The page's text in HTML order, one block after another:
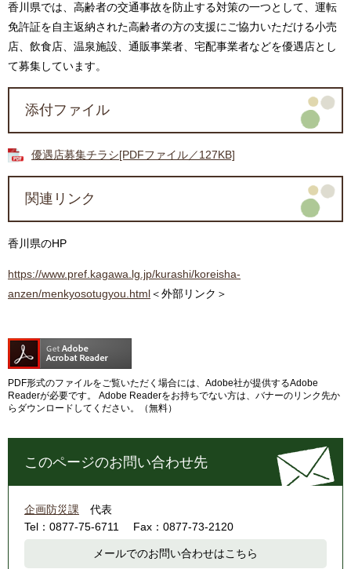
香川県では、高齢者の交通事故を防止する対策の一つとして、運転
免許証を自主返納された高齢者の方の支援にご協力いただける小売
店、飲食店、温泉施設、通販事業者、宅配事業者などを優遇店とし
て募集しています。
添付ファイル
優遇店募集チラシ[PDFファイル／127KB]
関連リンク
香川県のHP
https://www.pref.kagawa.lg.jp/kurashi/koreisha-
anzen/menkyosotugyou.html＜外部リンク＞
PDF形式のファイルをご覧いただく場合には、Adobe社が提供するAdobe
Readerが必要です。
Adobe Readerをお持ちでない方は、バナーのリンク先か
らダウンロードしてください。（無料）
このページのお問い合わせ先
企画防災課
代表
Tel：0877-75-6711
Fax：0877-73-2120
メールでのお問い合わせはこちら